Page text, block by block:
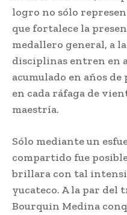
logro no sólo
que fortalece la
medallero general, a
disciplinas entren en
acumulado en años
en cada ráfaga de
maestría.
Sólo mediante un
compartido fue
brillara con tal
yucateco. A la par
Bourquin Medina